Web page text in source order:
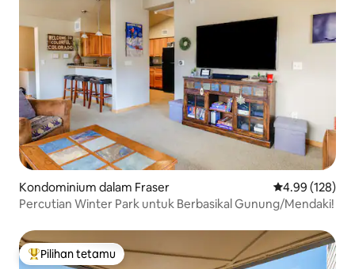
Kondominium dalam Fraser Penarafan
4.99 (128)
Percutian Winter Park untuk Berbasikal Gunung/Mendaki!
Pilihan utama tetamu
Pilihan tetamu